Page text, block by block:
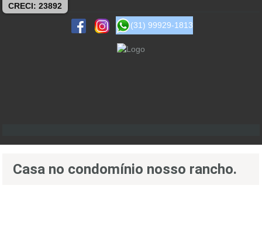
CRECI: 23892
(31) 99929-1813
Casa no condomínio nosso rancho.